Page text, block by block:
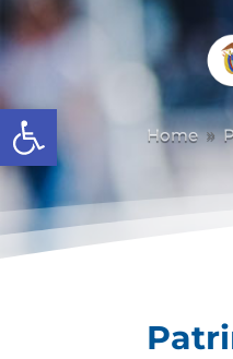
Abrir barra de
Home 9